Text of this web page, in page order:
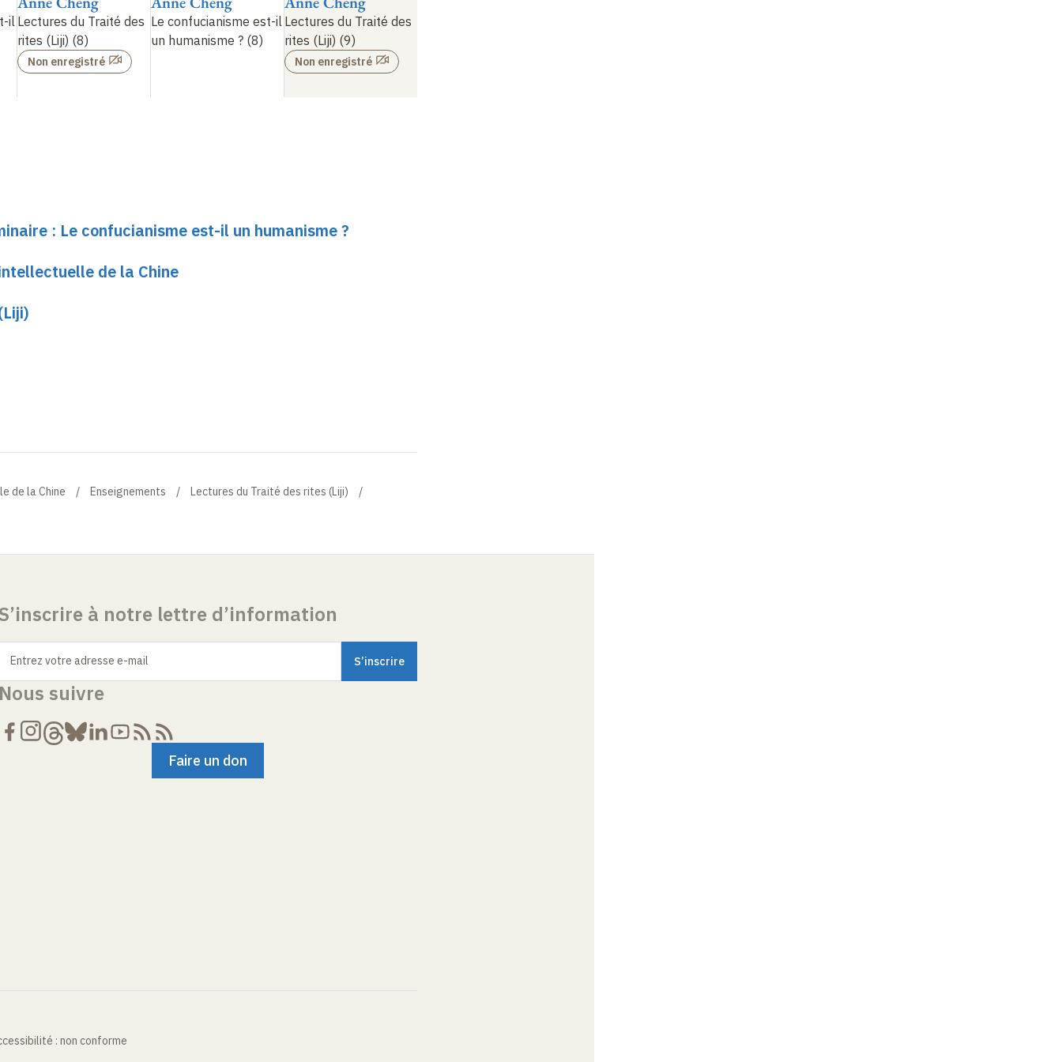
il Lectures du Traité des
rites (Liji) (8)
Non enregistré
Le confucianisme est-il
un humanisme ? (8)
Lectures du Traité des
rites (Liji) (9)
Non enregistré
: Le confucianisme est-il un humanisme ?
de la Chine
de la Chine Enseignements Lectures du Traité des rites (Liji)
à notre lettre d’information
Entrez votre adresse e-mail
suivre
Faire un don
: non conforme